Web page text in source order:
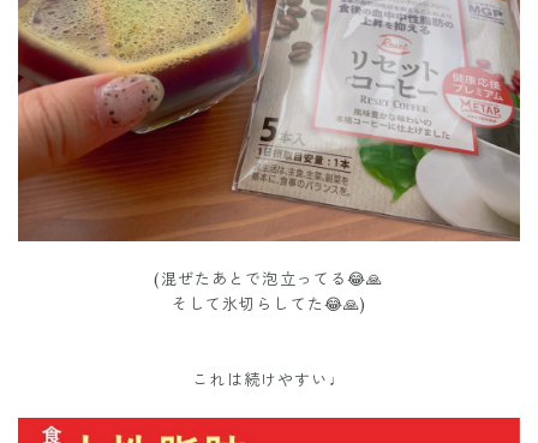
(混ぜたあとで泡立ってる😂🙏
そして氷切らしてた😂🙏)
これは続けやすい♩